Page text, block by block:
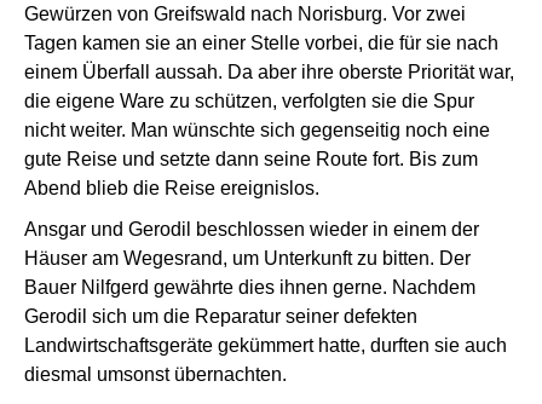
Gewürzen von Greifswald nach Norisburg. Vor zwei
Tagen kamen sie an einer Stelle vorbei, die für sie nach
einem Überfall aussah. Da aber ihre oberste Priorität war,
die eigene Ware zu schützen, verfolgten sie die Spur
nicht weiter. Man wünschte sich gegenseitig noch eine
gute Reise und setzte dann seine Route fort. Bis zum
Abend blieb die Reise ereignislos.
Ansgar und Gerodil beschlossen wieder in einem der
Häuser am Wegesrand, um Unterkunft zu bitten. Der
Bauer Nilfgerd gewährte dies ihnen gerne. Nachdem
Gerodil sich um die Reparatur seiner defekten
Landwirtschaftsgeräte gekümmert hatte, durften sie auch
diesmal umsonst übernachten.